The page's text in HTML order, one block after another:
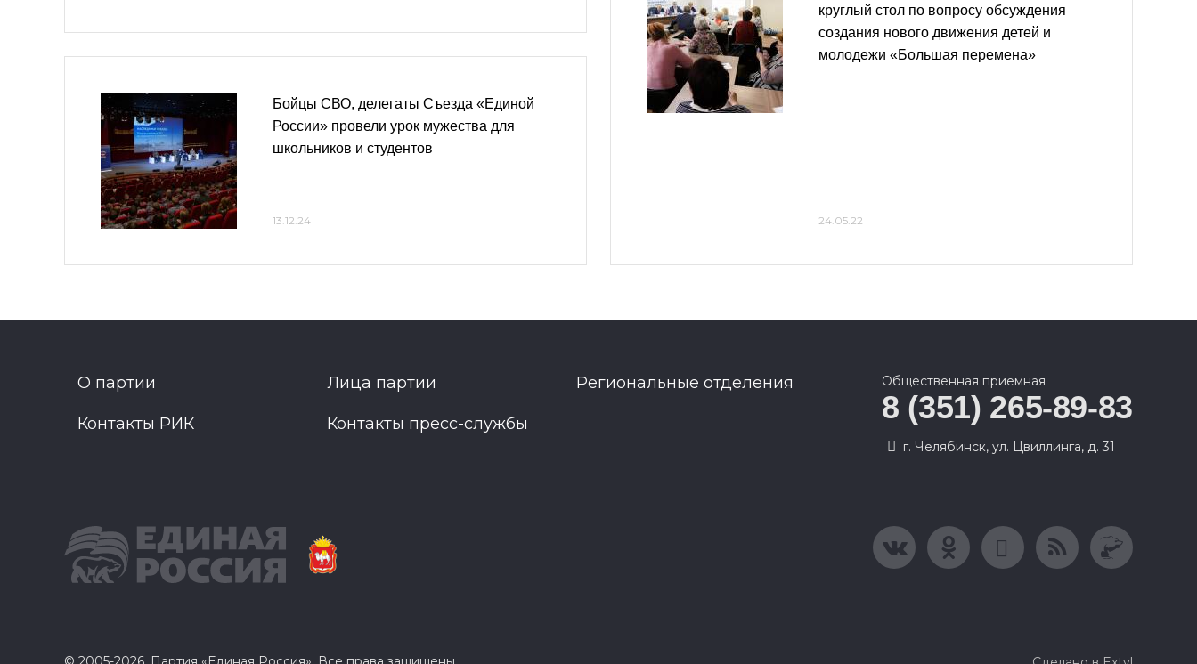
Бойцы СВО, делегаты Съезда «Единой
России» провели урок мужества для
школьников и студентов
13.12.24
круглый стол по вопросу обсуждения
создания нового движения детей и
молодежи «Большая перемена»
24.05.22
О партии Лица партии Региональные отделения
Контакты РИК Контакты пресс-службы
Общественная приемная
8 (351) 265-89-83
г. Челябинск, ул. Цвиллинга, д. 31